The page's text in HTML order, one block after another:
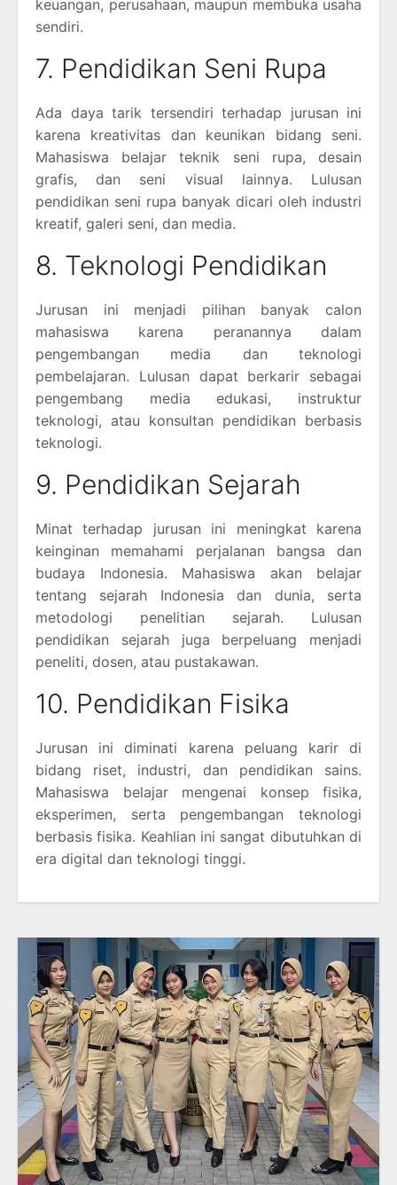
keuangan, perusahaan, maupun membuka usaha
sendiri.
7. Pendidikan Seni Rupa
Ada daya tarik tersendiri terhadap jurusan ini
karena kreativitas dan keunikan bidang seni.
Mahasiswa belajar teknik seni rupa, desain
grafis, dan seni visual lainnya. Lulusan
pendidikan seni rupa banyak dicari oleh industri
kreatif, galeri seni, dan media.
8. Teknologi Pendidikan
Jurusan ini menjadi pilihan banyak calon
mahasiswa karena peranannya dalam
pengembangan media dan teknologi
pembelajaran. Lulusan dapat berkarir sebagai
pengembang media edukasi, instruktur
teknologi, atau konsultan pendidikan berbasis
teknologi.
9. Pendidikan Sejarah
Minat terhadap jurusan ini meningkat karena
keinginan memahami perjalanan bangsa dan
budaya Indonesia. Mahasiswa akan belajar
tentang sejarah Indonesia dan dunia, serta
metodologi penelitian sejarah. Lulusan
pendidikan sejarah juga berpeluang menjadi
peneliti, dosen, atau pustakawan.
10. Pendidikan Fisika
Jurusan ini diminati karena peluang karir di
bidang riset, industri, dan pendidikan sains.
Mahasiswa belajar mengenai konsep fisika,
eksperimen, serta pengembangan teknologi
berbasis fisika. Keahlian ini sangat dibutuhkan di
era digital dan teknologi tinggi.